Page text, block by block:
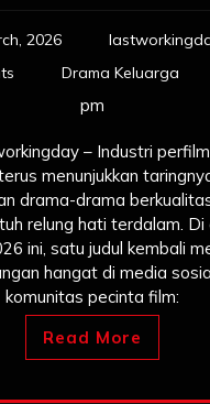
2026
Drama Keluarga
pm
– Industri
menunjukkan
drama-drama
relung hati terdalam. Di
ini, satu judul kembali
hangat di media
komunitas pecinta film:
Read More